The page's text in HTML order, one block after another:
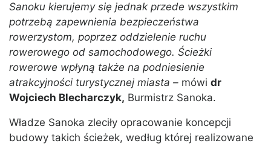
Sanoku kierujemy się jednak przede wszystkim
potrzebą zapewnienia bezpieczeństwa
rowerzystom, poprzez oddzielenie ruchu
rowerowego od samochodowego. Ścieżki
rowerowe wpłyną także na podniesienie
atrakcyjności turystycznej miasta – mówi dr
Wojciech Blecharczyk, Burmistrz Sanoka.
Władze Sanoka zleciły opracowanie koncepcji
budowy takich ścieżek, według której realizowane